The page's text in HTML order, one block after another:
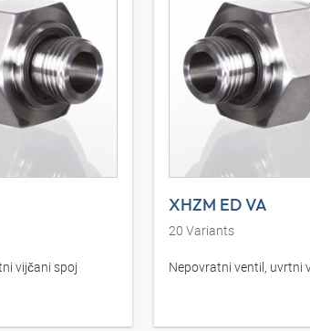
vijčani spoj
XHZM ED VA
20 Variants
Nepovratni ventil, uvrtni